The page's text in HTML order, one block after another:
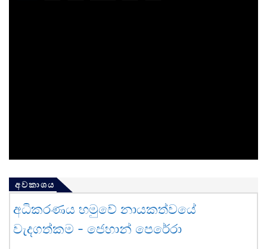
අවකාශය
අධිකරණය හමුවේ නායකත්වයේ
වැදගත්කම - ජෙහාන් පෙරේරා